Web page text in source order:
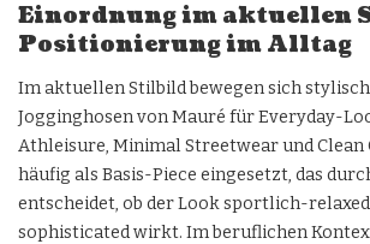
Einordnung im aktuellen
Positionierung im Alltag
Im aktuellen Stilbild bewegen sich
Jogginghosen von Mauré für Everyday-
Athleisure, Minimal Streetwear und Clean
häufig als Basis-Piece eingesetzt, das
entscheidet, ob der Look sportlich-
sophisticated wirkt. Im beruflichen